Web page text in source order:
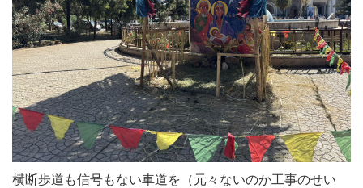
横断歩道も信号もない車道を（元々ないのか工事のせい